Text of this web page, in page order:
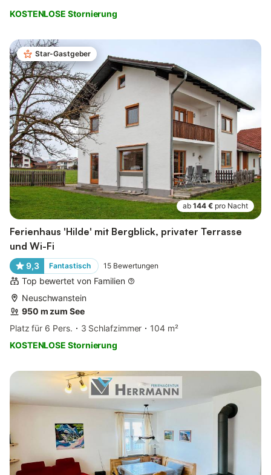
KOSTENLOSE Stornierung
Star-Gastgeber
ab 144 € pro Nacht
Ferienhaus 'Hilde' mit Bergblick, privater Terrasse
und Wi-Fi
9,3 Fantastisch 15 Bewertungen
Top bewertet von Familien
Neuschwanstein
950 m zum See
Platz für 6 Pers.
3 Schlafzimmer
104 m²
KOSTENLOSE Stornierung